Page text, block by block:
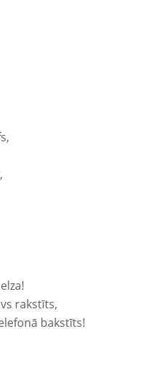
rakstīts,
bakstīts!